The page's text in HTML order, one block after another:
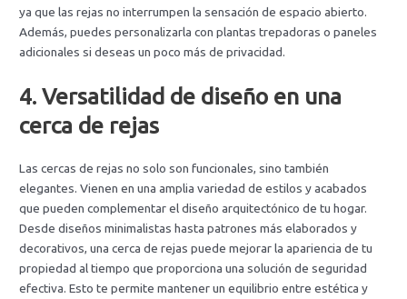
ya que las rejas no interrumpen la sensación de espacio abierto.
Además, puedes personalizarla con plantas trepadoras o paneles
adicionales si deseas un poco más de privacidad.
4.Versatilidad de diseño en una
cerca de rejas
Las cercas de rejas no solo son funcionales, sino también
elegantes. Vienen en una amplia variedad de estilos y acabados
que pueden complementar el diseño arquitectónico de tu hogar.
Desde diseños minimalistas hasta patrones más elaborados y
decorativos, una cerca de rejas puede mejorar la apariencia de tu
propiedad al tiempo que proporciona una solución de seguridad
efectiva. Esto te permite mantener un equilibrio entre estética y